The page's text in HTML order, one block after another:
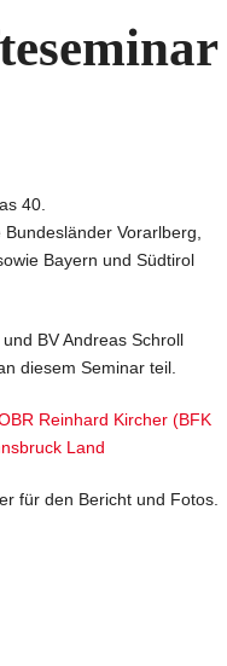
40.
Vorarlberg,
Bayern und Südtirol
BV Andreas Schroll
diesem Seminar teil.
Reinhard Kircher (BFK
Land
für den Bericht und Fotos.